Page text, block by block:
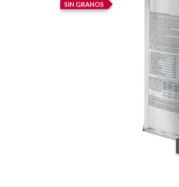
SIN GRANOS